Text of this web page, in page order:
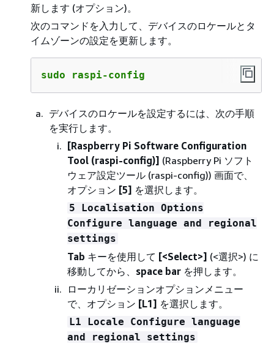
新します (オプション)。
次のコマンドを入力して、デバイスのロケールとタ
イムゾーンの設定を更新します。
sudo raspi-config
デバイスのロケールを設定するには、次の手順
を実行します。
[Raspberry Pi Software Configuration
Tool (raspi-config)] (Raspberry Pi ソフト
ウェア設定ツール (raspi-config)) 画面で、
オプション [5] を選択します。
5 Localisation Options
Configure language and regional
settings
Tab キーを使用して [<Select>] (<選択>) に
移動してから、 space bar を押します。
ローカリゼーションオプションメニュー
で、オプション [L1] を選択します。
L1 Locale Configure language
and regional settings